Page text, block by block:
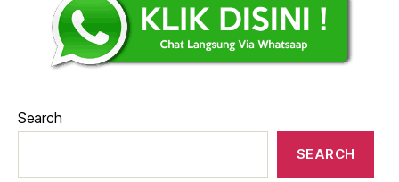
Search
SEARCH